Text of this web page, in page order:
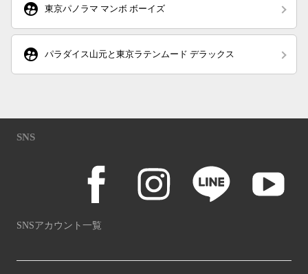
supervised_user_circle 東京パノラマ マンボ ボーイズ
supervised_user_circle パラダイス山元と東京ラテンムード デラックス
SNS
SNSアカウント一覧